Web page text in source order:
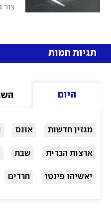
צור
תגיות חמות
היום
מגזין חדשות אונס
ארצות הברית שבת
יאשיהו פינטו חרדים